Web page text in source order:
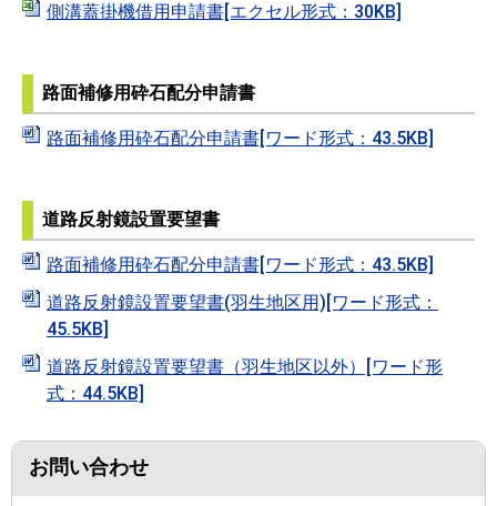
側溝蓋掛機借用申請書[エクセル形式：30KB]
路面補修用砕石配分申請書
路面補修用砕石配分申請書[ワード形式：43.5KB]
道路反射鏡設置要望書
路面補修用砕石配分申請書[ワード形式：43.5KB]
道路反射鏡設置要望書(羽生地区用)[ワード形式：
45.5KB]
道路反射鏡設置要望書（羽生地区以外）[ワード形
式：44.5KB]
お問い合わせ